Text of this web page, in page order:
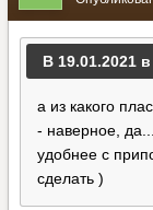
В 19.01.2021
а из какого
- наверное,
удобнее с
сделать )